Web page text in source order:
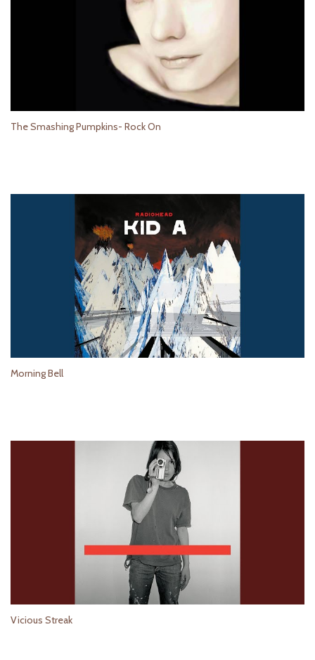
The Smashing Pumpkins- Rock On
Morning Bell
Vicious Streak